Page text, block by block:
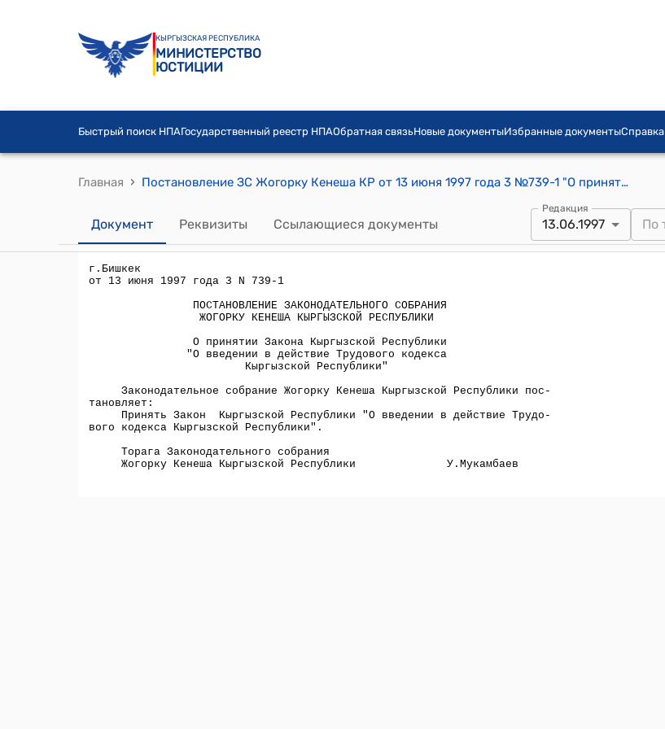
КЫРГЫЗСКАЯ РЕСПУБЛИКА
МИНИСТЕРСТВО
ЮСТИЦИИ
Быстрый поиск НПАГосударственный реестр НПАОбратная связьНовые документыИзбранные документыСправка
Главная › Постановление ЗС Жогорку Кенеша КР от 13 июня 1997 года 3 №739-1 "О принятии Закона Кыргызской Республики "O введении в действие Трудового кодекса Кыргызской Республики"
Документ Реквизиты Ссылающиеся документы
Редакция
13.06.1997